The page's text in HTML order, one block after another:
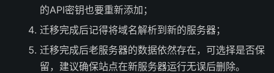
的API密钥也要重新添加；
迁移完成后记得将域名解析到新的服务器；
迁移完成后老服务器的数据依然存在，可选择是否保
留，建议确保站点在新服务器运行无误后删除。